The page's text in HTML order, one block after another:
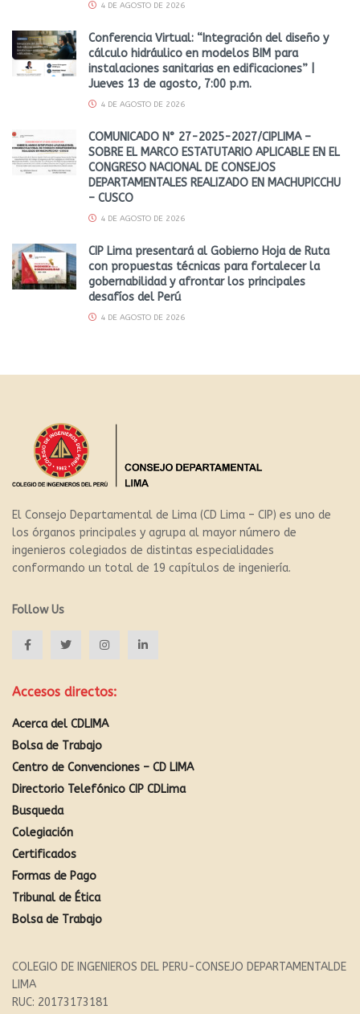
4 DE AGOSTO DE 2026
Conferencia Virtual: “Integración del diseño y
cálculo hidráulico en modelos BIM para
instalaciones sanitarias en edificaciones” |
Jueves 13 de agosto, 7:00 p.m.
4 DE AGOSTO DE 2026
COMUNICADO N° 27-2025-2027/CIPLIMA –
SOBRE EL MARCO ESTATUTARIO APLICABLE EN EL
CONGRESO NACIONAL DE CONSEJOS
DEPARTAMENTALES REALIZADO EN MACHUPICCHU
– CUSCO
4 DE AGOSTO DE 2026
CIP Lima presentará al Gobierno Hoja de Ruta
con propuestas técnicas para fortalecer la
gobernabilidad y afrontar los principales
desafíos del Perú
4 DE AGOSTO DE 2026
El Consejo Departamental de Lima (CD Lima – CIP) es uno de
los órganos principales y agrupa al mayor número de
ingenieros colegiados de distintas especialidades
conformando un total de 19 capítulos de ingeniería.
Follow Us
Accesos directos:
Acerca del CDLIMA
Bolsa de Trabajo
Centro de Convenciones – CD LIMA
Directorio Telefónico CIP CDLima
Busqueda
Colegiación
Certificados
Formas de Pago
Tribunal de Ética
Bolsa de Trabajo
COLEGIO DE INGENIEROS DEL PERU-CONSEJO DEPARTAMENTALDE
LIMA
RUC: 20173173181